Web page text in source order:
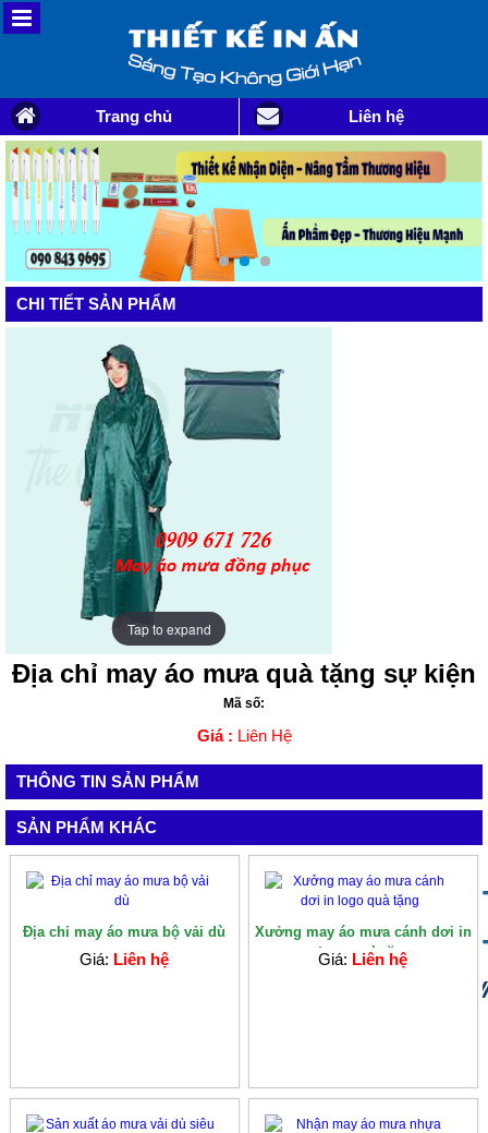
Trang chủ Liên hệ
CHI TIẾT SẢN PHẨM
Tap to expand
Tap to expand
Địa chỉ may áo mưa quà tặng sự kiện
Mã số:
Giá : Liên Hệ
THÔNG TIN SẢN PHẨM
SẢN PHẨM KHÁC
Địa chỉ may áo mưa bộ vải dù
Giá: Liên hệ
Xưởng may áo mưa cánh dơi in
logo quà tặ...
Giá: Liên hệ